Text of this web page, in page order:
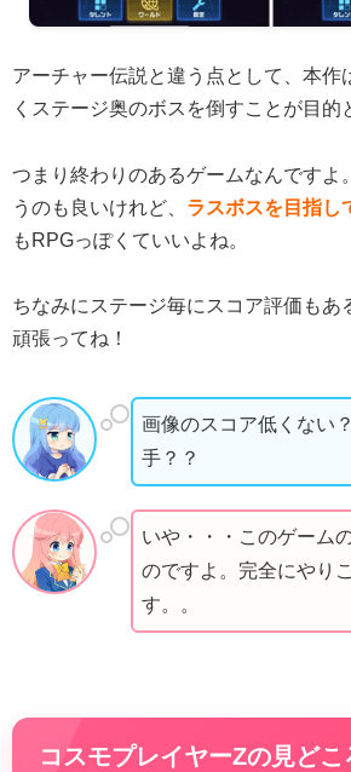
アーチャー伝説と違う点として、本作
くステージ奥のボスを倒すことが目的
つまり終わりのあるゲームなんですよ
うのも良いけれど、 ラスボスを目指し
もRPGっぽくていいよね。
ちなみにステージ毎にスコア評価もあ
頑張ってね！
画像のスコア低くない
手？？
いや・・・このゲーム
のですよ。完全にやり
す。。
コスモプレイヤーZの見どこ